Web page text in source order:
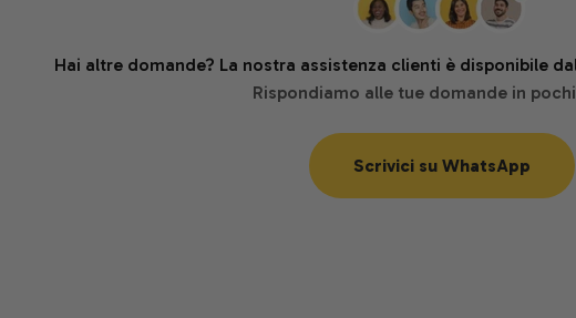
Hai altre domande? La nostra assistenza clienti è disponibile
Rispondiamo alle tue domande in
Scrivici su WhatsApp